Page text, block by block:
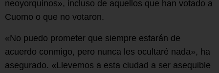
neoyorquinos», incluso de aquellos que han votado a
Cuomo o que no votaron.
«No puedo prometer que siempre estarán de
acuerdo conmigo, pero nunca les ocultaré nada», ha
asegurado. «Llevemos a esta ciudad a ser asequible